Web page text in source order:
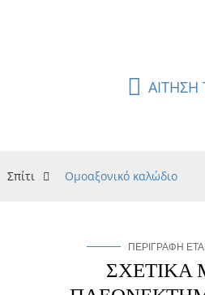
ΑΙΤΗΣΗ
Σπίτι Ομοαξονικό καλώδιο
ΠΕΡΙΓΡΑΦΉ
ΣΧΕΤΙΚΆ